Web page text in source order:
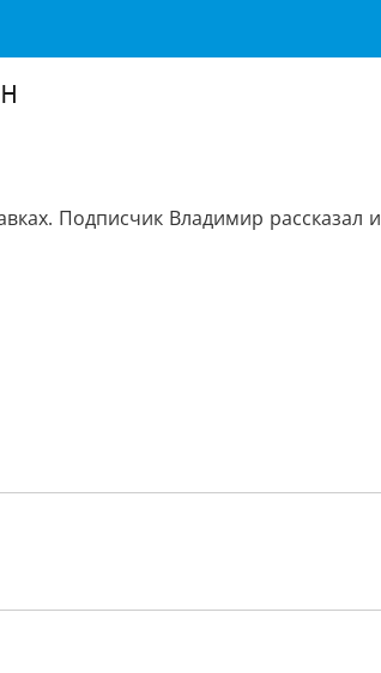
Подписчик Владимир рассказал